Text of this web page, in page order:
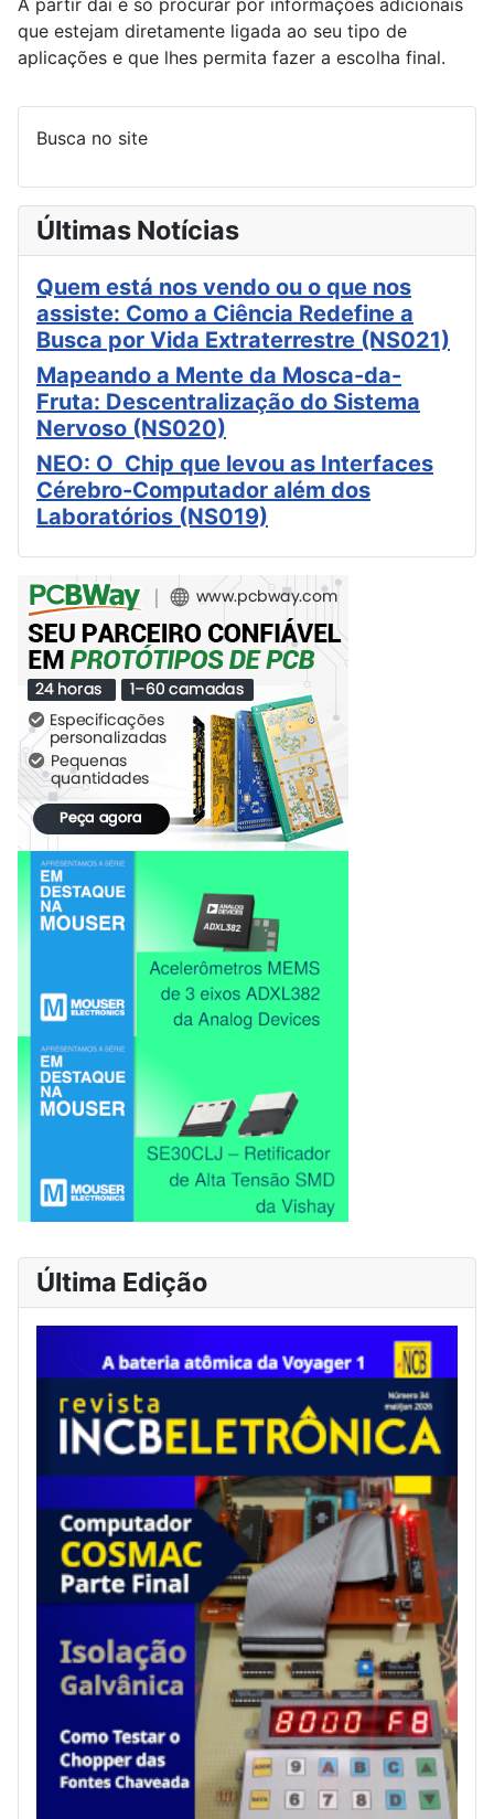
A partir daí é só procurar por informações adicionais
que estejam diretamente ligada ao seu tipo de
aplicações e que lhes permita fazer a escolha final.
Busca no site
Últimas Notícias
Quem está nos vendo ou o que nos
assiste: Como a Ciência Redefine a
Busca por Vida Extraterrestre (NS021)
Mapeando a Mente da Mosca-da-
Fruta: Descentralização do Sistema
Nervoso (NS020)
NEO: O Chip que levou as Interfaces
Cérebro-Computador além dos
Laboratórios (NS019)
Última Edição